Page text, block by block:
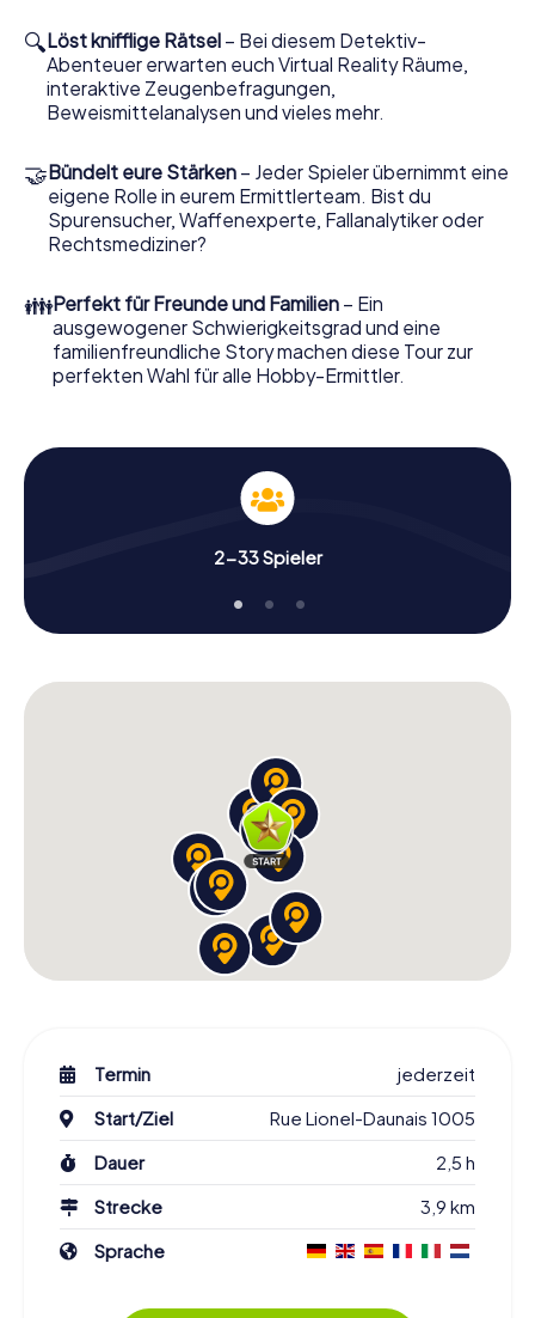
Fallanalytiker oder Gerichtsmediziner. Sie bekommen
herausfordernde Zusatzaufgaben auf Ihre Handys
gespielt, die Ihrem jeweiligem Charakter entsprechen
und dem Schlagwort „Abwechslungsreichtum“ an ganz
neue Bedeutung verleihen.
Das Krimispiel in Boucherville kann beginnen!
Nun fehlt Ihnen nur noch eine Kleinigkeit, um mit Ihren
Ermittlungen in Boucherville zu starten: Ihr Ticketcode!
Postfach. Jetzt starten Sie Ihren Online-Browser, geben
Ihren Code ein – und sind startklar!
Worauf warten Sie noch? Boucherville zählt auf Sie!
🔍Löst knifflige Rätsel – Bei diesem Detektiv-
Abenteuer erwarten euch Virtual Reality Räume,
interaktive Zeugenbefragungen,
Beweismittelanalysen und vieles mehr.
🤝Bündelt eure Stärken – Jeder Spieler übernimmt eine
eigene Rolle in eurem Ermittlerteam. Bist du
Spurensucher, Waffenexperte, Fallanalytiker oder
Rechtsmediziner?
👪Perfekt für Freunde und Familien – Ein
ausgewogener Schwierigkeitsgrad und eine
familienfreundliche Story machen diese Tour zur
perfekten Wahl für alle Hobby-Ermittler.
2-33 Spieler
Termin
jederzeit
Start/Ziel
Rue Lionel-Daunais 1005
Dauer
2,5 h
Strecke
3,9 km
Sprache